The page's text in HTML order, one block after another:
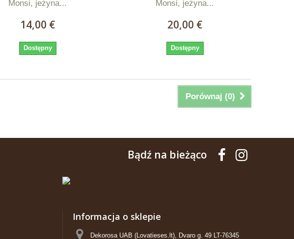
Monsi, jeżyna...
14,00 €
Dostępny
Monsi, jeżyna...
20,00 €
Dostępny
Porównaj (0)
Bądź na bieżąco
Informacja o sklepie
Dekorosa UAB (Lovatieses.lt), Dvaro g. 49 LT-76345